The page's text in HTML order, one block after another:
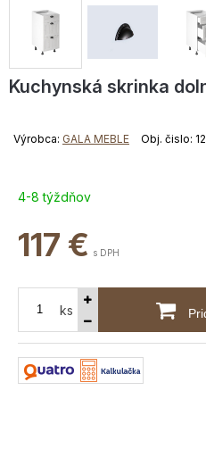
Kuchynská skrinka
Výrobca: GALA MEBLE Obj. čislo:
4-8 týždňov
117 € s DPH
ks